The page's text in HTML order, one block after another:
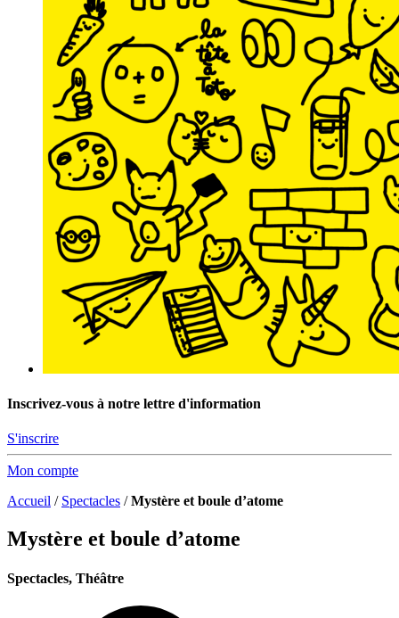
Inscrivez-vous à notre lettre d'information
S'inscrire
Mon compte
Accueil / Spectacles /Mystère et boule d’atome
Mystère et boule d’atome
Spectacles, Théâtre